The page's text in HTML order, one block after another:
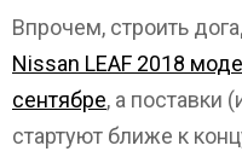
Впрочем, строить
Nissan LEAF 2018
сентябре, а поставки
стартуют ближе к